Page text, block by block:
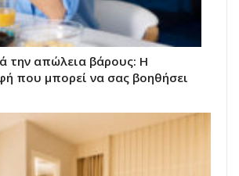
την απώλεια βάρους: Η
που μπορεί να σας βοηθήσει